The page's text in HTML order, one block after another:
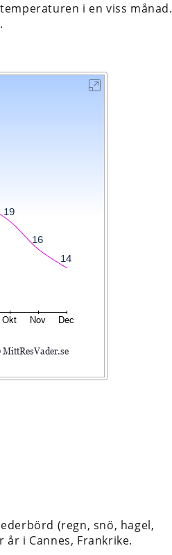
i en viss månad.
(regn, snö, hagel,
i Cannes, Frankrike.